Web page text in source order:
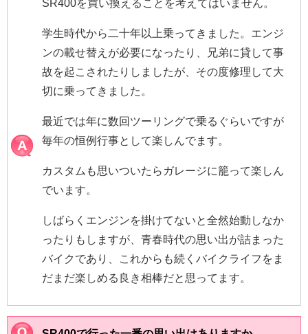
SR400を買い換えることを考えてはいません。
学生時代から二十年以上乗ってきました。エンジ
ンの載せ替えが必要になったり、兄弟に貸して事
故を起こされたりしましたが、その度修理して大
切に乗ってきました。
最近では年に数回ツーリングで乗るぐらいですが
毎年の恒例行事として楽しんでます。
カスタムも思いついたらガレージに籠って楽しん
でいます。
しばらくエンジンを掛けてないと全然始動しなか
ったりもしますが、青春時代の思い出が詰まった
バイクであり、これからも続くバイクライフをま
だまだ楽しめる良き相棒だと思ってます。